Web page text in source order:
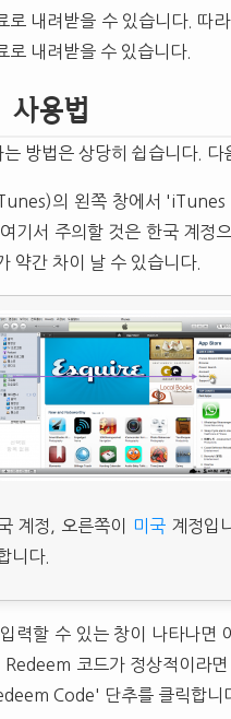
로 내려받을 수 있습니다. 따
로 내려받을 수 있습니다.
용법
는 방법은 상당히 쉽습니다.
의 왼쪽 창에서
기서 주의할 것은 한국 계정
약간 차이 날 수 있습니다.
계정, 오른쪽이 미국 계정입
니다.
력할 수 있는 창이 나타나
Redeem 코드가 정상적이라
Code' 단추를 클릭합니